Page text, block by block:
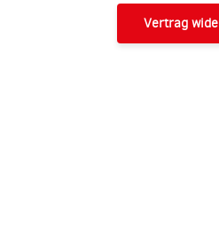
Vertrag